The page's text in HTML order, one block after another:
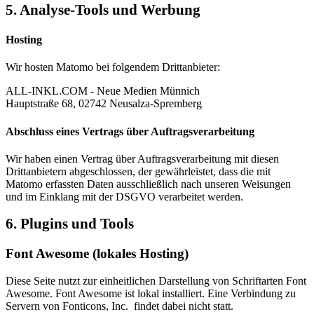
5. Analyse-Tools und Werbung
Hosting
Wir hosten Matomo bei folgendem Drittanbieter:
ALL-INKL.COM - Neue Medien Münnich
Hauptstraße 68, 02742 Neusalza-Spremberg
Abschluss eines Vertrags über Auftragsverarbeitung
Wir haben einen Vertrag über Auftragsverarbeitung mit diesen
Drittanbietern abgeschlossen, der gewährleistet, dass die mit
Matomo erfassten Daten ausschließlich nach unseren Weisungen
und im Einklang mit der DSGVO verarbeitet werden.
6. Plugins und Tools
Font Awesome (lokales Hosting)
Diese Seite nutzt zur einheitlichen Darstellung von Schriftarten Font
Awesome. Font Awesome ist lokal installiert. Eine Verbindung zu
Servern von Fonticons, Inc. findet dabei nicht statt.